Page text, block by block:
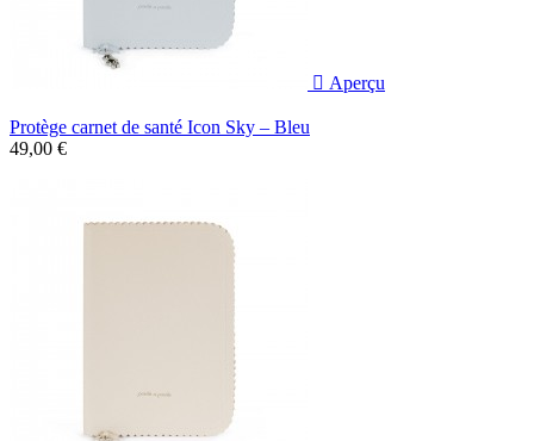
 Aperçu
Protège carnet de santé Icon Sky – Bleu
49,00 €